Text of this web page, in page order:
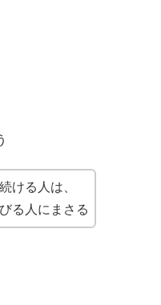
ける人は、
る人にまさる